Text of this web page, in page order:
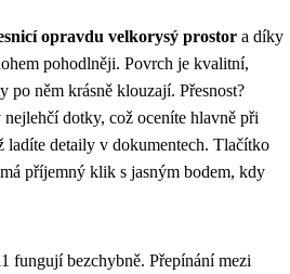
opravdu velkorysý prostor a díky
pohodlněji. Povrch je kvalitní,
po něm krásně klouzají. Přesnost?
dotky, což oceníte hlavně při
ladíte detaily v dokumentech. Tlačítko
příjemný klik s jasným bodem, kdy
fungují bezchybně. Přepínání mezi